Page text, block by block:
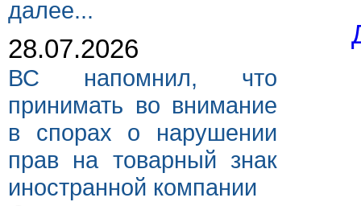
далее...
28.07.2026
ВС напомнил, что
принимать во внимание
в спорах о нарушении
прав на товарный знак
иностранной компании